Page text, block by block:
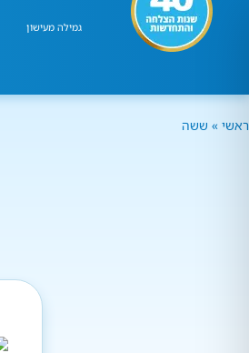
גמילה מעישון
ראשי » ששה